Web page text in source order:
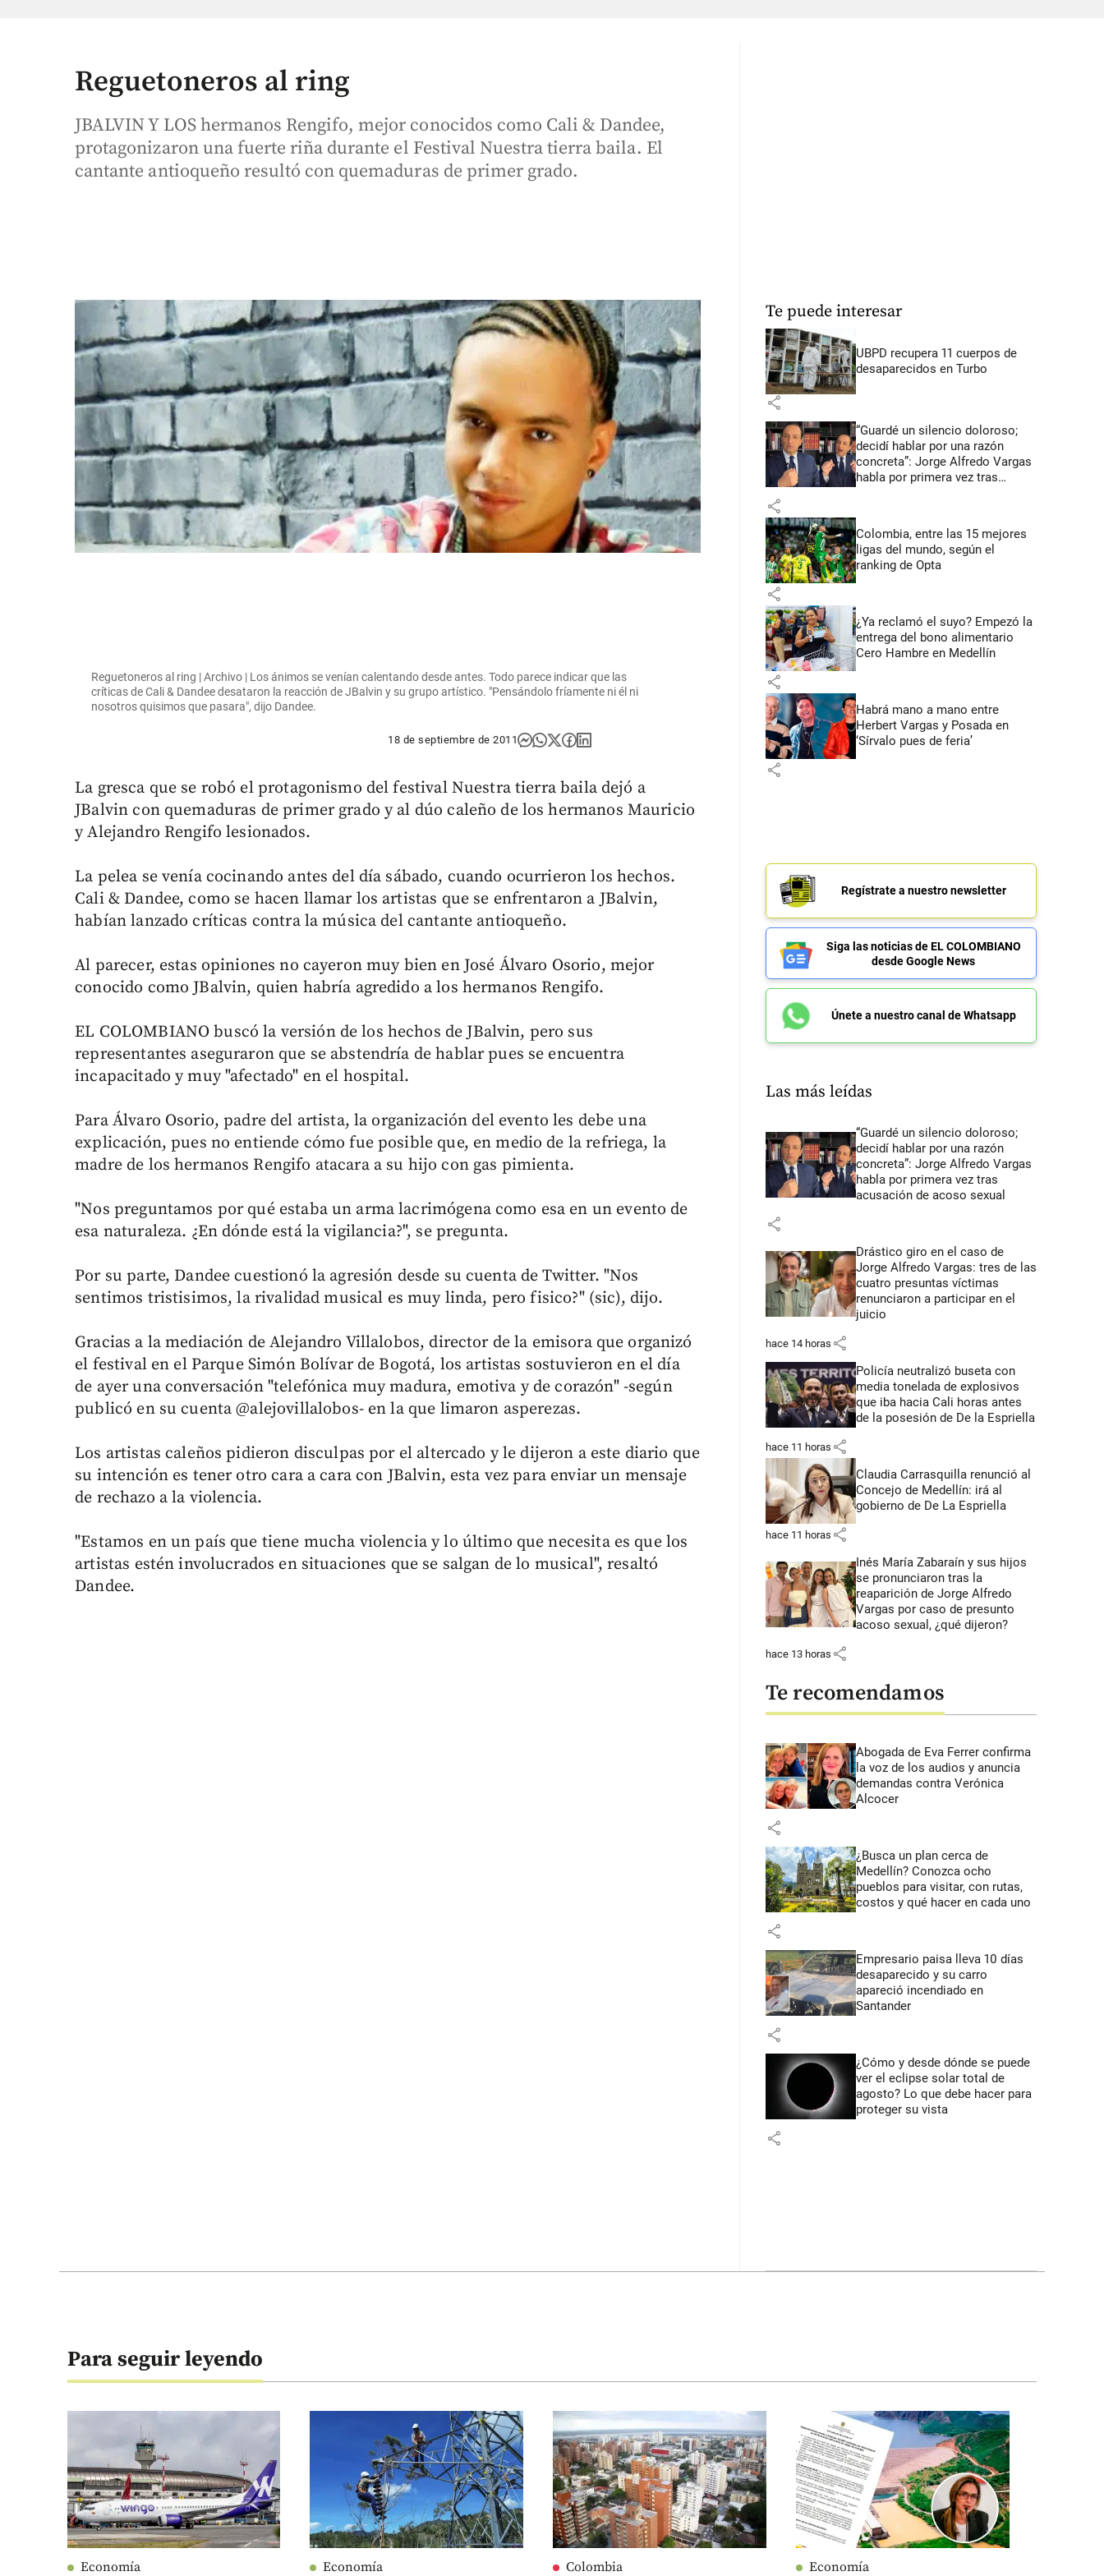
Reguetoneros al ring
JBALVIN Y LOS hermanos Rengifo, mejor conocidos como Cali & Dandee,
protagonizaron una fuerte riña durante el Festival Nuestra tierra baila. El
cantante antioqueño resultó con quemaduras de primer grado.
Reguetoneros al ring | Archivo | Los ánimos se venían calentando desde antes. Todo parece indicar que las
críticas de Cali & Dandee desataron la reacción de JBalvin y su grupo artístico. "Pensándolo fríamente ni él ni
nosotros quisimos que pasara", dijo Dandee.
18 de septiembre de 2011
La gresca que se robó el protagonismo del festival Nuestra tierra baila dejó a
JBalvin con quemaduras de primer grado y al dúo caleño de los hermanos Mauricio
y Alejandro Rengifo lesionados.
La pelea se venía cocinando antes del día sábado, cuando ocurrieron los hechos.
Cali & Dandee, como se hacen llamar los artistas que se enfrentaron a JBalvin,
habían lanzado críticas contra la música del cantante antioqueño.
Al parecer, estas opiniones no cayeron muy bien en José Álvaro Osorio, mejor
conocido como JBalvin, quien habría agredido a los hermanos Rengifo.
EL COLOMBIANO buscó la versión de los hechos de JBalvin, pero sus
representantes aseguraron que se abstendría de hablar pues se encuentra
incapacitado y muy "afectado" en el hospital.
Para Álvaro Osorio, padre del artista, la organización del evento les debe una
explicación, pues no entiende cómo fue posible que, en medio de la refriega, la
madre de los hermanos Rengifo atacara a su hijo con gas pimienta.
"Nos preguntamos por qué estaba un arma lacrimógena como esa en un evento de
esa naturaleza. ¿En dónde está la vigilancia?", se pregunta.
Por su parte, Dandee cuestionó la agresión desde su cuenta de Twitter. "Nos
sentimos tristisimos, la rivalidad musical es muy linda, pero fisico?" (sic), dijo.
Gracias a la mediación de Alejandro Villalobos, director de la emisora que organizó
el festival en el Parque Simón Bolívar de Bogotá, los artistas sostuvieron en el día
de ayer una conversación "telefónica muy madura, emotiva y de corazón" -según
publicó en su cuenta @alejovillalobos- en la que limaron asperezas.
Los artistas caleños pidieron disculpas por el altercado y le dijeron a este diario que
su intención es tener otro cara a cara con JBalvin, esta vez para enviar un mensaje
de rechazo a la violencia.
"Estamos en un país que tiene mucha violencia y lo último que necesita es que los
artistas estén involucrados en situaciones que se salgan de lo musical", resaltó
Dandee.
Te puede interesar
UBPD recupera 11 cuerpos de
desaparecidos en Turbo
share
“Guardé un silencio doloroso;
decidí hablar por una razón
concreta”: Jorge Alfredo Vargas
habla por primera vez tras
share
Colombia, entre las 15 mejores
ligas del mundo, según el
ranking de Opta
share
¿Ya reclamó el suyo? Empezó la
entrega del bono alimentario
Cero Hambre en Medellín
share
Habrá mano a mano entre
Herbert Vargas y Posada en
‘Sírvalo pues de feria’
share
Regístrate a nuestro newsletter
Siga las noticias de EL COLOMBIANO
desde Google News
Únete a nuestro canal de Whatsapp
Las más leídas
“Guardé un silencio doloroso;
decidí hablar por una razón
concreta”: Jorge Alfredo Vargas
habla por primera vez tras
acusación de acoso sexual
share
Drástico giro en el caso de
Jorge Alfredo Vargas: tres de las
cuatro presuntas víctimas
renunciaron a participar en el
juicio
hace 14 horas share
Policía neutralizó buseta con
media tonelada de explosivos
que iba hacia Cali horas antes
de la posesión de De la Espriella
hace 11 horas share
Claudia Carrasquilla renunció al
Concejo de Medellín: irá al
gobierno de De La Espriella
hace 11 horas share
Inés María Zabaraín y sus hijos
se pronunciaron tras la
reaparición de Jorge Alfredo
Vargas por caso de presunto
acoso sexual, ¿qué dijeron?
hace 13 horas share
Te recomendamos
Abogada de Eva Ferrer confirma
la voz de los audios y anuncia
demandas contra Verónica
Alcocer
share
¿Busca un plan cerca de
Medellín? Conozca ocho
pueblos para visitar, con rutas,
costos y qué hacer en cada uno
share
Empresario paisa lleva 10 días
desaparecido y su carro
apareció incendiado en
Santander
share
¿Cómo y desde dónde se puede
ver el eclipse solar total de
agosto? Lo que debe hacer para
proteger su vista
share
Para seguir leyendo
Economía Economía Colombia Economía